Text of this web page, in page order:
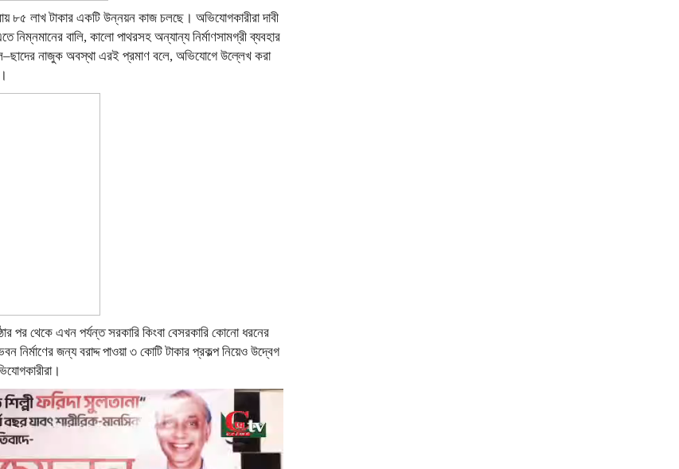
৮৫ লাখ টাকার একটি উন্নয়ন কাজ চলছে। অভিযোগকারীরা দাবী
বালি, কালো পাথরসহ অন্যান্য নির্মাণসামগ্রী ব্যবহার
নাজুক অবস্থা এরই প্রমাণ বলে, অভিযোগে উল্লেখ করা
পর থেকে এখন পর্যন্ত সরকারি কিংবা বেসরকারি কোনো ধরনের
জন্য বরাদ্দ পাওয়া ৩ কোটি টাকার প্রকল্প নিয়েও উদ্বেগ